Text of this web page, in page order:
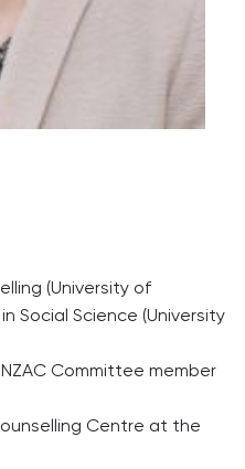
(University of
Social Science (University
Committee member
Centre at the